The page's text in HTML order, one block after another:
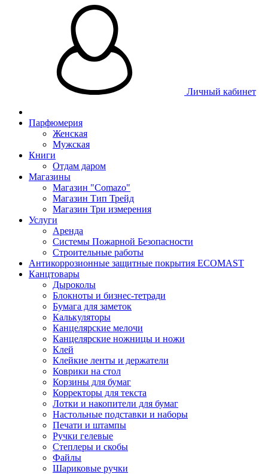
Личный кабинет
Парфюмерия
Женская
Мужская
Книги
Отдам даром
Магазины
Магазин "Comazo"
Магазин Тип Трейд
Магазин Три измерения
Услуги
Аренда
Системы Пожарной Безопасности
Строительные работы
Антикоррозионные защитные покрытия ECOMAST
Канцтовары
Дыроколы
Блокноты и бизнес-тетради
Бумага для заметок
Калькуляторы
Канцелярские мелочи
Канцелярские ножницы и ножи
Клей
Клейкие ленты и держатели
Коврики на стол
Корзины для бумаг
Корректоры для текста
Лотки и накопители для бумаг
Настольные подставки и наборы
Печати и штампы
Ручки гелевые
Степлеры и скобы
Файлы
Шариковые ручки